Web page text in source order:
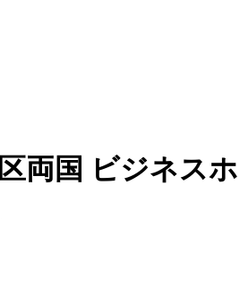
両国 ビジネスホ